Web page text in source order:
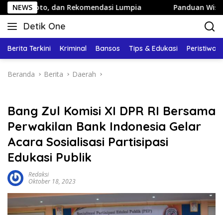
Langsung
ke
konten
NEWS
Rekomendasi Lumpia Panduan Wisata Keluarga
Detik One
Tajam
Fakta
Berita Terkini Kriminal Bansos Tips & Edukasi Peristiwa
Beranda Berita Daerah
Bang Zul Komisi XI DPR RI Bersama
Perwakilan Bank Indonesia Gelar
Acara Sosialisasi Partisipasi
Edukasi Publik
Redaksi
Oktober 18, 2023